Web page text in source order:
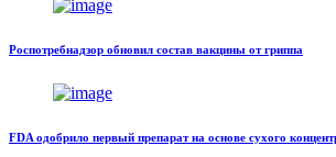
Роспотребнадзор обновил состав вакцины от гриппа
FDA одобрило первый препарат на основе сухого